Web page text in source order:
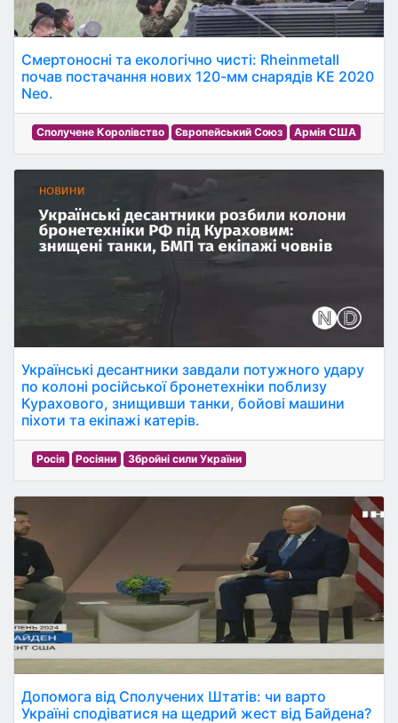
Смертоносні та екологічно чисті: Rheinmetall
почав постачання нових 120-мм снарядів KE 2020
Neo.
Сполучене Королівство Європейський Союз Армія США
Українські десантники завдали потужного удару
по колоні російської бронетехніки поблизу
Курахового, знищивши танки, бойові машини
піхоти та екіпажі катерів.
Росія Росіяни Збройні сили України
Допомога від Сполучених Штатів: чи варто
Україні сподіватися на щедрий жест від Байдена?